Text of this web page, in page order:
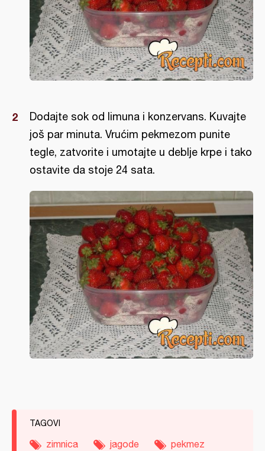
Dodajte sok od limuna i konzervans. Kuvajte
još par minuta. Vrućim pekmezom punite
tegle, zatvorite i umotajte u deblje krpe i tako
ostavite da stoje 24 sata.
TAGOVI
zimnica jagode pekmez